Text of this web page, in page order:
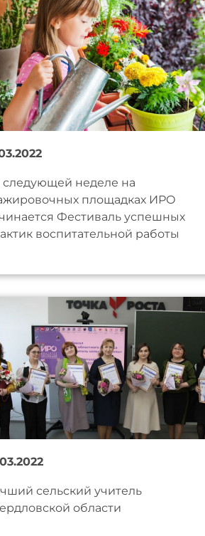
следующей неделе на
площадках ИРО
Фестиваль успешных
воспитательной работы
сельский учитель
области